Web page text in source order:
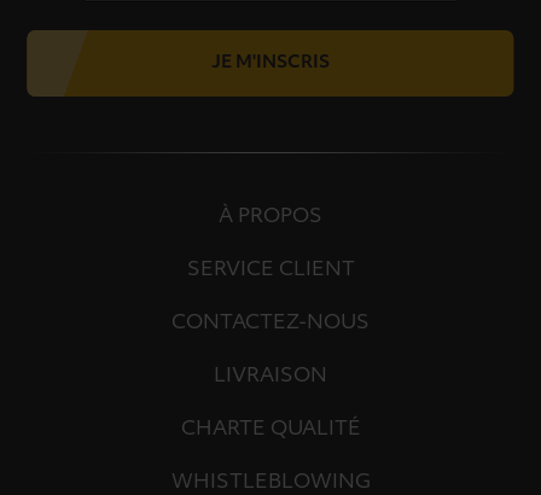
JE M'INSCRIS
À PROPOS
SERVICE CLIENT
CONTACTEZ-NOUS
LIVRAISON
CHARTE QUALITÉ
WHISTLEBLOWING